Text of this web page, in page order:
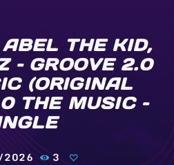
THE KID,
– GROOVE 2.0
(ORIGINAL
THE MUSIC –
3